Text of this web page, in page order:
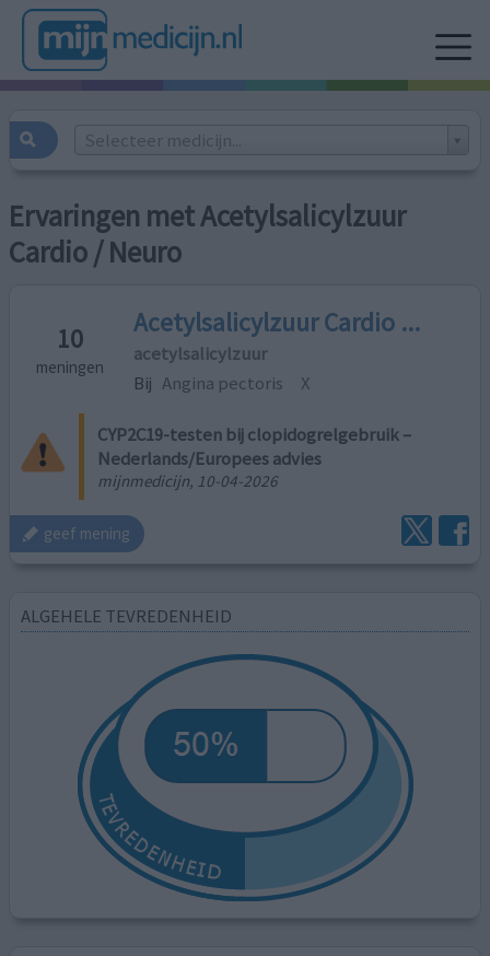
Selecteer medicijn...
Ervaringen met Acetylsalicylzuur
Cardio / Neuro
10
meningen
Acetylsalicylzuur Cardio ...
acetylsalicylzuur
Bij Angina pectoris X
CYP2C19-testen bij clopidogrelgebruik –
Nederlands/Europees advies
mijnmedicijn, 10-04-2026
geef mening
ALGEHELE TEVREDENHEID